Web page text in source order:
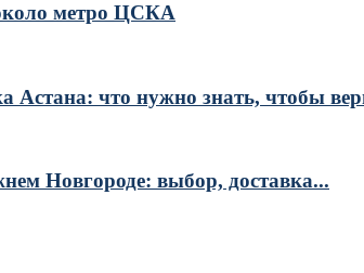
метро ЦСКА
Астана: что нужно знать, чтобы
Новгороде: выбор, доставка...